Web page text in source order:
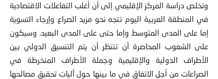
وتخلص دراسة المركز الإقليمي إلى أن أغلب التفاعلات الاقتصادیة
في المنطقة العربية اليوم تتجه نحو مزيد الصراع وإرجاء التسوية
إما على المدى المتوسط وإما حتى على المدى البعيد. وسيكون
على الشعوب المحاصرة أن تنتظر أن يتم التنسیق الدولي بین
الأطراف الدولیة والإقلیمیة وجملة الأطراف المنخرطة في
الصراعات من أجل الاتفاق في ما بينها حول آليات تحقیق مصالحها